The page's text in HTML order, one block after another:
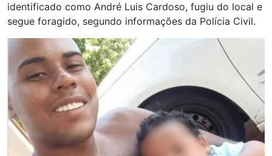
identificado como André Luis Cardoso, fugiu do local e
segue foragido, segundo informações da Polícia Civil.